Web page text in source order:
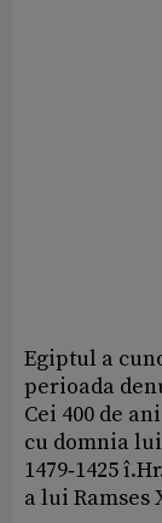
Egiptul a
perioada
Cei 400 de
cu domnia
1479‑1425
a lui Ramses